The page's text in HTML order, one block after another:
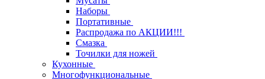
Наборы
Портативные
Распродажа по АКЦИИ!!!
Смазка
Точилки для ножей
Кухонные
Многофункциональные